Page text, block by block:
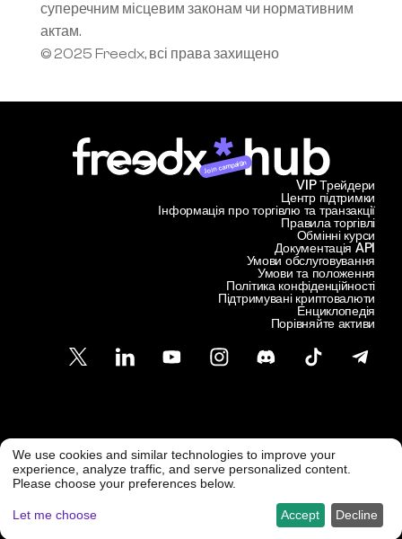
суперечним місцевим законам чи нормативним
актам.
© 2025 Freedx, всі права захищено
Join campaign
Центр підтримки
Інформація про торгівлю та транзакції
VIP Трейдери
Правила торгівлі
Обмінні курси
Документація API
Умови обслуговування
Умови та положення
Політика конфіденційності
Підтримувані криптовалюти
Енциклопедія
Порівняйте активи
Підтримка клієнтів
support@freedx.com @ Freedx 2026
We use cookies and similar technologies to improve your
experience, analyze traffic, and serve personalized content.
Please choose your preferences below.
Let me choose Decline
Accept